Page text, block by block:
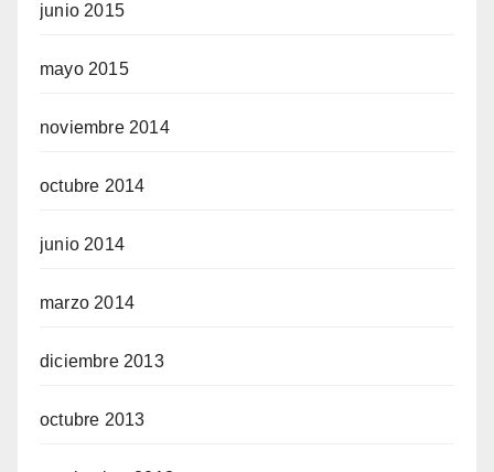
junio 2015
mayo 2015
noviembre 2014
octubre 2014
junio 2014
marzo 2014
diciembre 2013
octubre 2013